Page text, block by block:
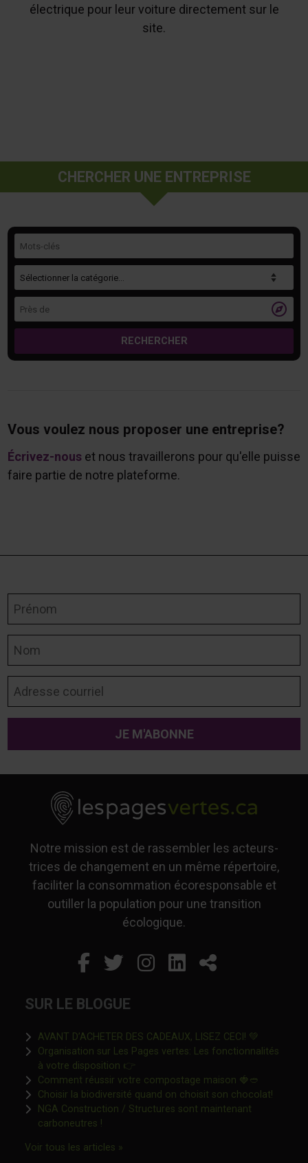
électrique pour leur voiture directement sur le
site.
CHERCHER UNE ENTREPRISE

RECHERCHER
Vous voulez nous proposer une entreprise?
Écrivez-nouset nous travaillerons pour qu'elle puisse
faire partie de notre plateforme.
Notre mission est de rassembler les acteurs-
trices de changement en un même répertoire,
faciliter la consommation écoresponsable et
outiller la population pour une transition
écologique.
Facebook
Ce lien s'ouvrira dans
Twitter
Ce lien s'ouvrira
Instagram
Ce lien s'ouvrira
LinkedIn
Ce lien
Partager
SUR LE BLOGUE
AVANT D’ACHETER DES CADEAUX, LISEZ CECI! 💚
Organisation sur Les Pages vertes: Les fonctionnalités
à votre disposition 👉Ce lien s'ouvrira dans une nouvelle
Comment réussir votre compostage maison 🍓🥙
Choisir la biodiversité quand on choisit son chocolat!Ce lien
NGA Construction / Structures sont maintenant
carboneutres !Ce lien s'ouvrira dans une nouvelle fenêtre"
Voir tous les articles »Ce lien s'ouvrira dans une nouvelle